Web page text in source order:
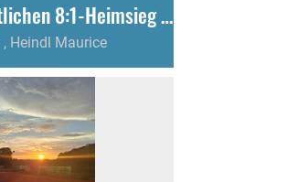
Herren feiern deutlichen 8:1-Heimsieg gegen Emmingen/Egg
, Heindl Maurice